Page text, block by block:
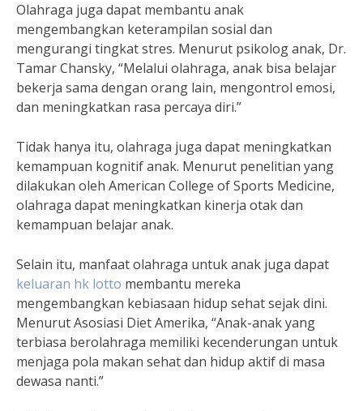
Olahraga juga dapat membantu anak
mengembangkan keterampilan sosial dan
mengurangi tingkat stres. Menurut psikolog anak, Dr.
Tamar Chansky, “Melalui olahraga, anak bisa belajar
bekerja sama dengan orang lain, mengontrol emosi,
dan meningkatkan rasa percaya diri.”
Tidak hanya itu, olahraga juga dapat meningkatkan
kemampuan kognitif anak. Menurut penelitian yang
dilakukan oleh American College of Sports Medicine,
olahraga dapat meningkatkan kinerja otak dan
kemampuan belajar anak.
Selain itu, manfaat olahraga untuk anak juga dapat
keluaran hk lotto membantu mereka
mengembangkan kebiasaan hidup sehat sejak dini.
Menurut Asosiasi Diet Amerika, “Anak-anak yang
terbiasa berolahraga memiliki kecenderungan untuk
menjaga pola makan sehat dan hidup aktif di masa
dewasa nanti.”